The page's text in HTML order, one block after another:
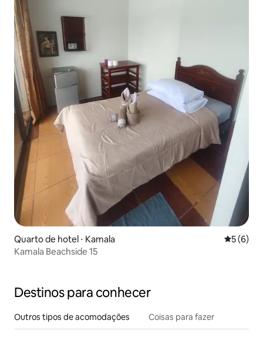
Quarto de hotel ⋅ Kamala 5 de
5 (6)
Kamala Beachside 15
Destinos para conhecer
Outros tipos de acomodações Coisas para fazer